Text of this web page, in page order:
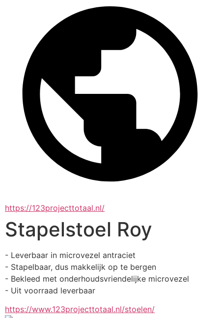
https://123projecttotaal.nl/
Stapelstoel Roy
- Leverbaar in microvezel antraciet
- Stapelbaar, dus makkelijk op te bergen
- Bekleed met onderhoudsvriendelijke microvezel
- Uit voorraad leverbaar
https://www.123projecttotaal.nl/stoelen/